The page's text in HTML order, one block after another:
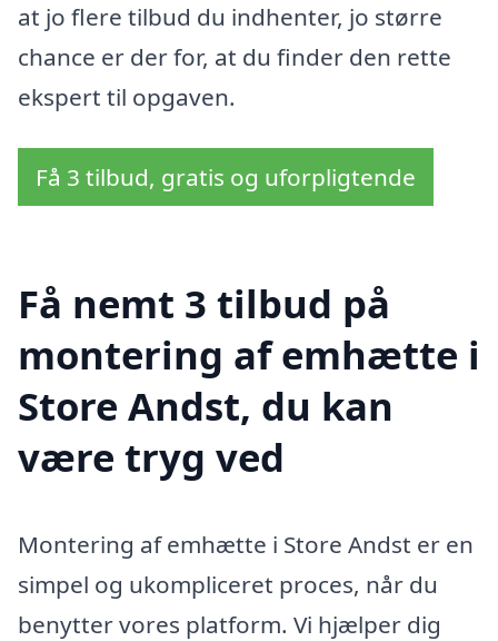
at jo flere tilbud du indhenter, jo større
chance er der for, at du finder den rette
ekspert til opgaven.
Få 3 tilbud, gratis og uforpligtende
Få nemt 3 tilbud på
montering af emhætte i
Store Andst, du kan
være tryg ved
Montering af emhætte i Store Andst er en
simpel og ukompliceret proces, når du
benytter vores platform. Vi hjælper dig